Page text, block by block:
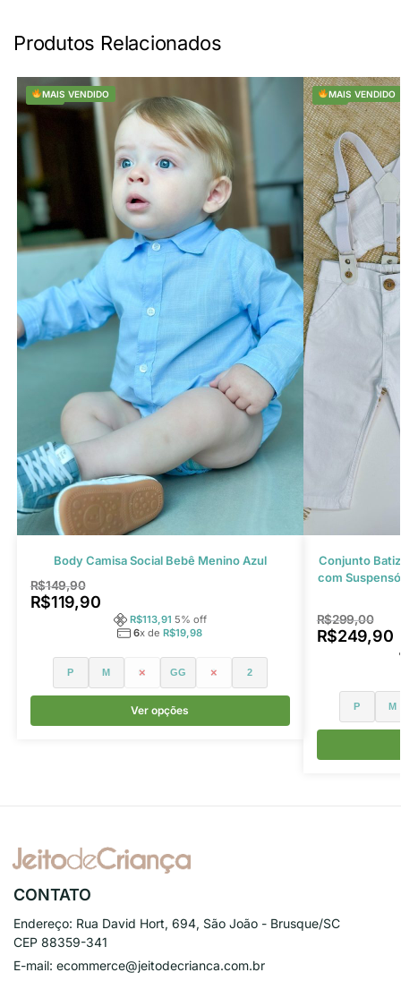
Produtos Relacionados
-20%
MAIS VENDIDO
Body Camisa Social Bebê Menino Azul
R$149,90
R$119,90
R$113,91 5% off
6x deR$19,98
P M G GG 1 2
Ver opções
-16%
MAIS VENDIDO
Conjunto
com
R$299,00
R$249,90
P M
CONTATO
Endereço: Rua David Hort, 694, São João - Brusque/SC
CEP 88359-341
E-mail: ecommerce@jeitodecrianca.com.br